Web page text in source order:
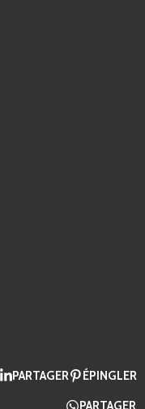
PARTAGER ÉPINGLER
PARTAGER